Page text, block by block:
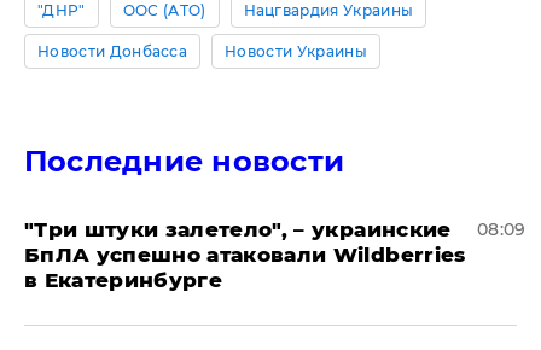
"ДНР" ООС (АТО) Нацгвардия Украины
Новости Донбасса Новости Украины
Последние новости
"Три штуки залетело", – украинские
БпЛА успешно атаковали Wildberries
в Екатеринбурге
08:09